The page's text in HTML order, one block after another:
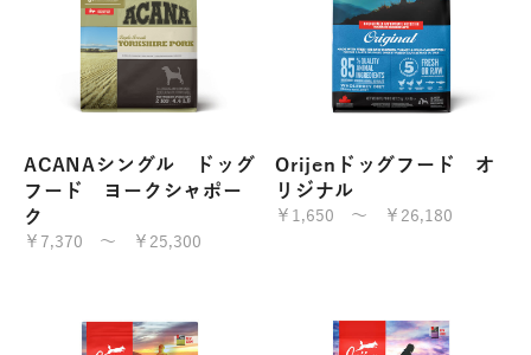
ACANAシングル ドッグ
フード ヨークシャポー
ク
￥7,370 ～ ￥25,300
Orijenドッグフード オ
リジナル
￥1,650 ～ ￥26,180